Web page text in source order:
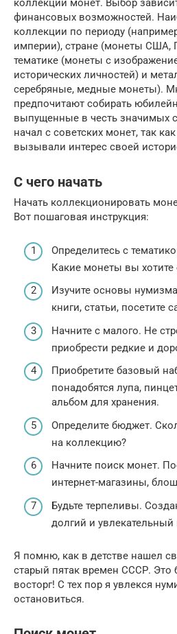
коллекции монет. Выбор
финансовых возможностей.
коллекции по периоду
империи), стране (монеты США,
тематике (монеты с
исторических личностей) и
серебряные, медные монеты).
предпочитают собирать
выпущенные в честь значимых
начал с советских монет, так
вызывали интерес своей
С чего начать
Начать коллекционировать
Вот пошаговая инструкция:
Определитесь с
Какие монеты вы хотите
Изучите основы
книги, статьи, посетите
Начните с малого. Не
приобрести редкие и
Приобретите базовый
понадобятся лупа,
альбом для хранения.
Определите бюджет.
на коллекцию?
Начните поиск монет.
интернет-магазины,
Будьте терпеливы.
долгий и увлекательный
Я помню, как в детстве нашел
старый пятак времен СССР. Это
восторг! С тех пор я увлекся
остановиться.